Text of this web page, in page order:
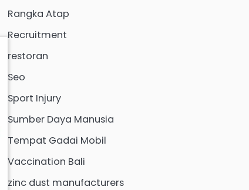
Rangka Atap
Recruitment
restoran
Seo
Sport Injury
Sumber Daya Manusia
Tempat Gadai Mobil
Vaccination Bali
zinc dust manufacturers